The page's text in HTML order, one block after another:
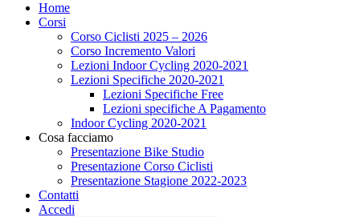
Home
Corsi
Corso Ciclisti 2025 – 2026
Corso Incremento Valori
Lezioni Indoor Cycling 2020-2021
Lezioni Specifiche 2020-2021
Lezioni Specifiche Free
Lezioni specifiche A Pagamento
Indoor Cycling 2020-2021
Cosa facciamo
Presentazione Bike Studio
Presentazione Corso Ciclisti
Presentazione Stagione 2022-2023
Contatti
Accedi